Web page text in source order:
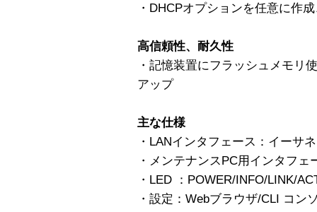
・DHCPオプションを任意に作
高信頼性、耐久性
・記憶装置にフラッシュメモリ
アップ
主な仕様
・LANインタフェース：イーサ
・メンテナンスPC用インタフ
・LED ：POWER/INFO/LINK/
・設定：Webブラウザ/CLI コン